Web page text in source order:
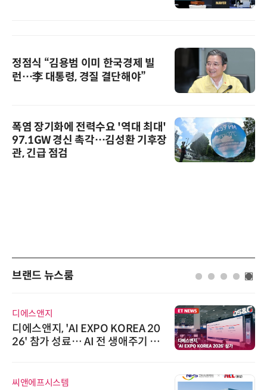
정점식 “김용범 이미 한국경제 빌
런…李 대통령, 경질 결단해야”
폭염 장기화에 전력수요 '역대 최대'
97.1GW 경신 촉각…김성환 기후장
관, 긴급 점검
브랜드 뉴스룸
디에스앤지
디에스앤지, 'AI EXPO KOREA 20
26' 참가 성료… AI 전 생애주기 아
씨앤에프시스템